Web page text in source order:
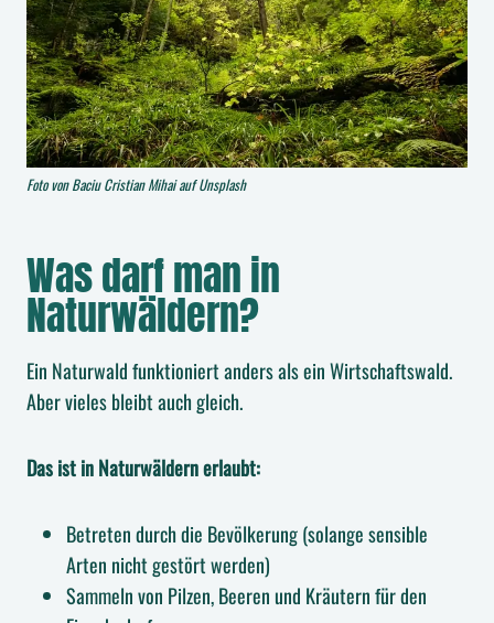
Foto von Baciu Cristian Mihai auf Unsplash
Was darf man in
Naturwäldern?
Ein Naturwald funktioniert anders als ein Wirtschaftswald.
Aber vieles bleibt auch gleich.
Das ist in Naturwäldern erlaubt:
Betreten durch die Bevölkerung (solange sensible
Arten nicht gestört werden)
Sammeln von Pilzen, Beeren und Kräutern für den